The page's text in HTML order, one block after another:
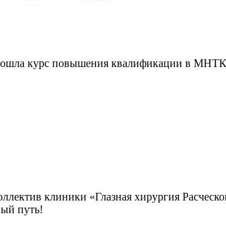
курс повышения квалификации в МНТК
клиники «Глазная хирургия
путь!